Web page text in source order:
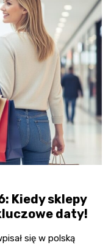
Kiedy sklepy
daty!
się w polską